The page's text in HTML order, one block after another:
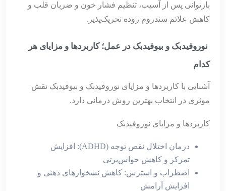
بازتوانی پس از آسیب، تنظیم فشار خون و ضربان قلب و
کاهش علائم سندروم روده تحریک‌پذیر.
نوروفیدبک و بیوفیدبک در عمل؛ کاربردها و مزایای هر
کدام
آشنایی با کاربردها و مزایای نوروفیدبک و بیوفیدبک نقش
موثری در انتخاب بهترین روش درمانی دارد.
کاربردها و مزایای نوروفیدبک
درمان اختلال نقص توجه (ADHD): افزایش
تمرکز و کاهش حواس‌پرتی
اضطراب و استرس: کاهش نشخوارهای ذهنی و
افزایش آرامش